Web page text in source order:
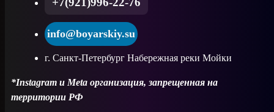
info@boyarskiy.su
г. Санкт-Петербург Набережная реки Мойки
*Instagram и Meta организация, запрещенная на
территории РФ